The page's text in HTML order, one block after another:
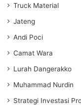
Truck Material
Jateng
Andi Poci
Camat Wara
Lurah Dangerakko
Muhammad Nurdin
Strategi Investasi